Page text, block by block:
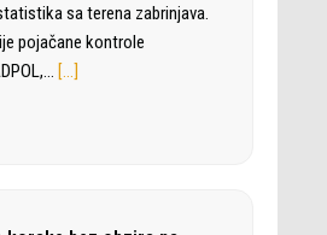
sa terena zabrinjava.
pojačane kontrole
[…]